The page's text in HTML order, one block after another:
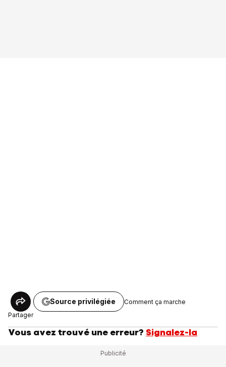
Partager
Source privilégiée Comment ça marche
Vous avez trouvé une erreur? Signalez-la